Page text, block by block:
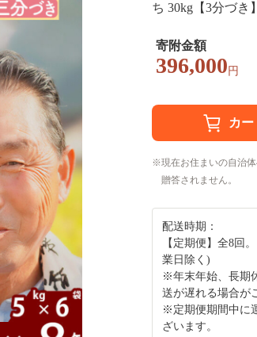
ち 30kg【3分づき
K お米 おおもり [
まち 米どころ 東
寄附金額
396,000 円
現在お住まいの自治
贈答されません。
配送時期：
【定期便】全8回
業日除く)
※年末年始、長期
送が遅れる場合が
※定期便期間中に
ざいます。